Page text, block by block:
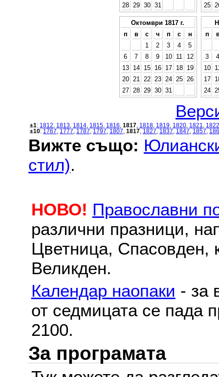
28
29 30 31
25
Октомври 1817 г.
п
в с ч п с
н
1
2 3 4
5
6
7 8 9 10 11
12
13
14 15 16 17 18
19
20
21 22 23 24 25
26
27
28 29 30 31
п
3
4
10
17
24
±1: 1812 1813 1814 1815 1816 1817 1818 1819 1820 1821
1822
±10: 1767 1777 1787 1797 1807 1817 1827 1837 1847 1857
Вижте също:
стил).
НОВО! Православни
различни празници,
Цветница, Спасовден,
Великден.
Календар наопаки - за
от седмицата се пада
2100.
За програмата